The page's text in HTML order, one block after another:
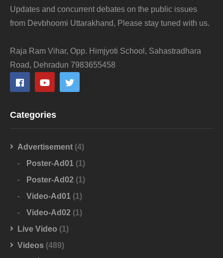
Updates and concurrent debates on the public issues
from Devbhoomi Uttarakhand, Please stay tuned with us.
Raja Ram Vihar, Opp. Himjyoti School, Sahastradhara
Road, Dehradun 7983655458
Categories
Advertisement (4)
Poster-Ad01 (1)
Poster-Ad02 (1)
Video-Ad01 (1)
Video-Ad02 (1)
Live Video (1)
Videos (489)